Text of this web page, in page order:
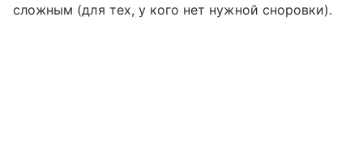
сложным (для тех, у кого нет нужной сноровки).